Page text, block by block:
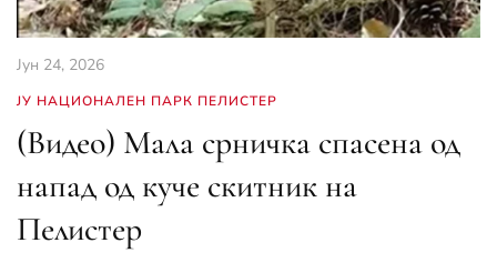
Јун 24, 2026
ЈУ НАЦИОНАЛЕН ПАРК ПЕЛИСТЕР
(Видео) Мала срничка спасена од
напад од куче скитник на
Пелистер